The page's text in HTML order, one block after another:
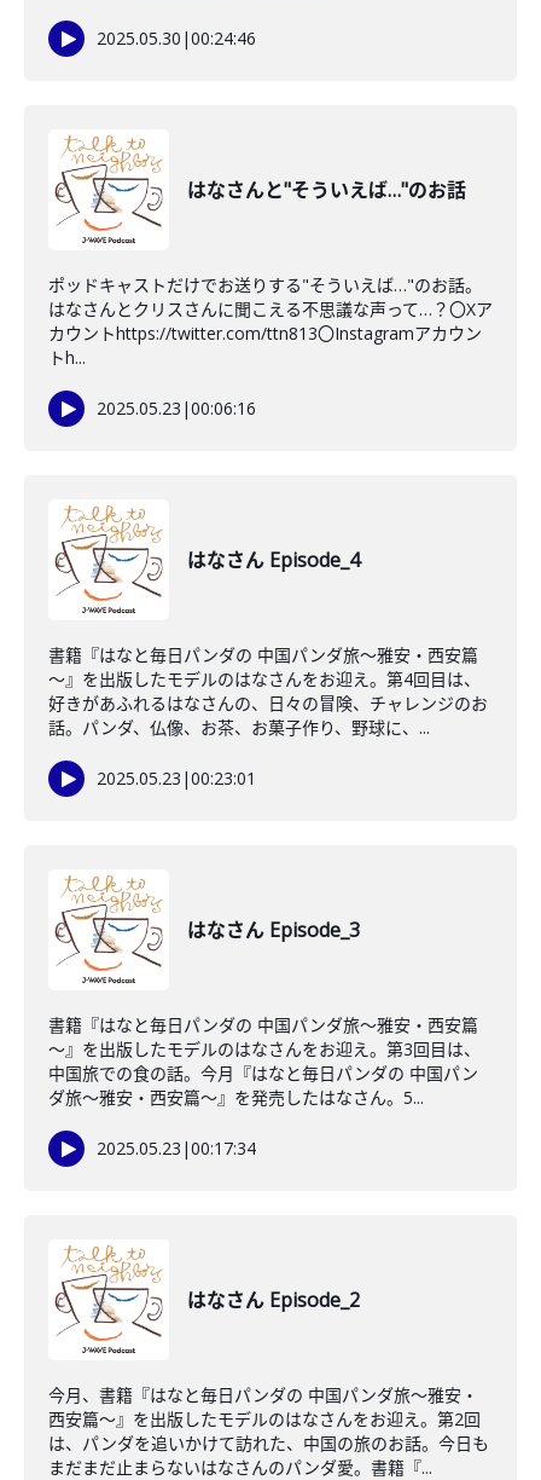
2025.05.30 |00:24:46
はなさんと"そういえば…"のお話
ポッドキャストだけでお送りする"そういえば…"のお話。
はなさんとクリスさんに聞こえる不思議な声って…？〇Xア
カウントhttps://twitter.com/ttn813〇Instagramアカウン
トh...
2025.05.23 |00:06:16
はなさん Episode_4
書籍『はなと毎日パンダの 中国パンダ旅～雅安・西安篇
～』を出版したモデルのはなさんをお迎え。第4回目は、
好きがあふれるはなさんの、日々の冒険、チャレンジのお
話。パンダ、仏像、お茶、お菓子作り、野球に、...
2025.05.23 |00:23:01
はなさん Episode_3
書籍『はなと毎日パンダの 中国パンダ旅～雅安・西安篇
～』を出版したモデルのはなさんをお迎え。第3回目は、
中国旅での食の話。今月『はなと毎日パンダの 中国パン
ダ旅～雅安・西安篇～』を発売したはなさん。5...
2025.05.23 |00:17:34
はなさん Episode_2
今月、書籍『はなと毎日パンダの 中国パンダ旅～雅安・
西安篇～』を出版したモデルのはなさんをお迎え。第2回
は、パンダを追いかけて訪れた、中国の旅のお話。今日も
まだまだ止まらないはなさんのパンダ愛。書籍『...